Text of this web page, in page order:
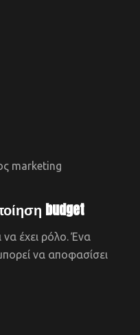
marketing
budget
να έχει ρόλο. Ένα
να αποφασίσει